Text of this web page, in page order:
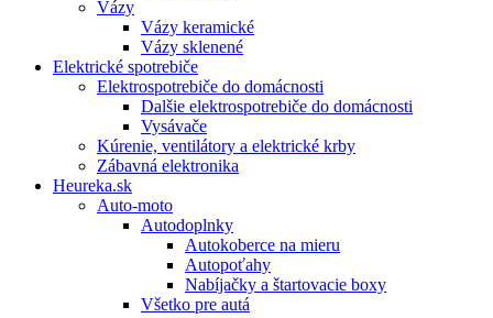
Vázy
Vázy keramické
Vázy sklenené
Elektrické spotrebiče
Elektrospotrebiče do domácnosti
Dalšie elektrospotrebiče do domácnosti
Vysávače
Kúrenie, ventilátory a elektrické krby
Zábavná elektronika
Heureka.sk
Auto-moto
Autodoplnky
Autokoberce na mieru
Autopoťahy
Nabíjačky a štartovacie boxy
Všetko pre autá